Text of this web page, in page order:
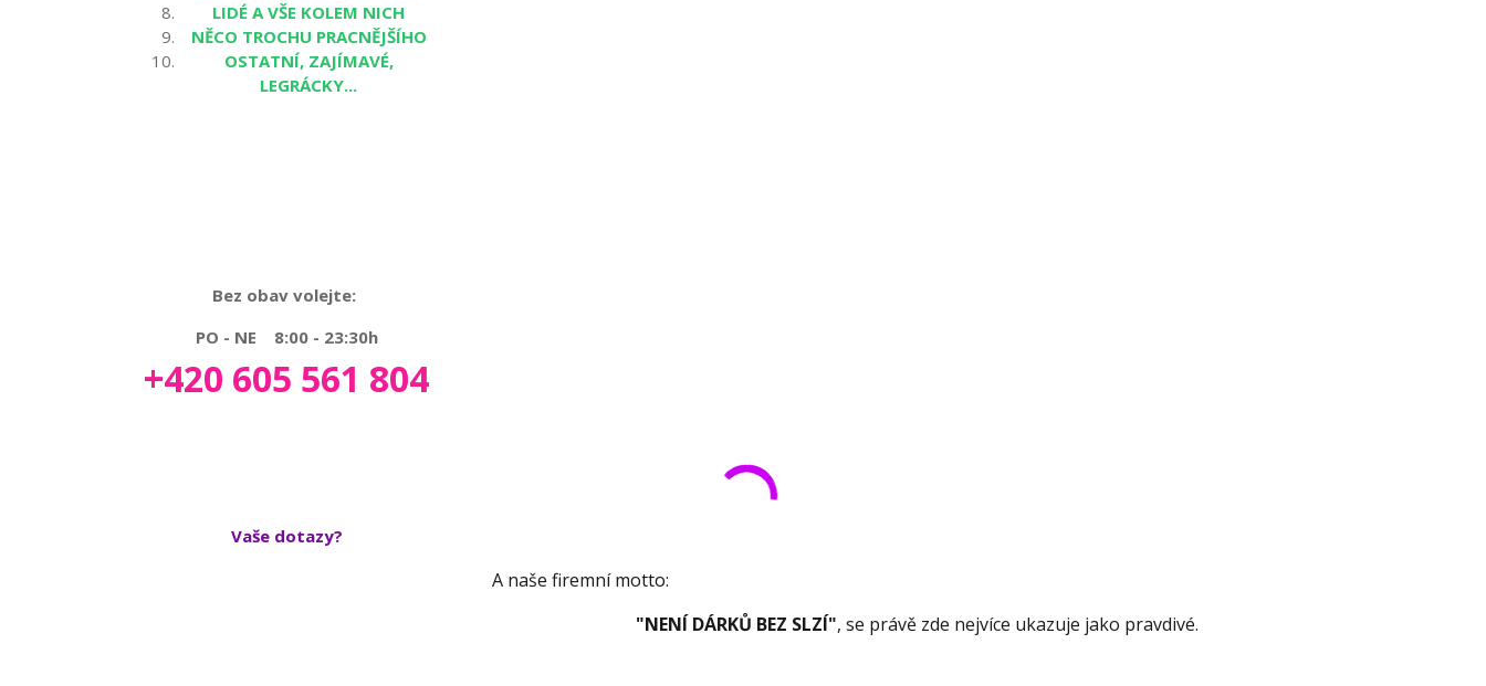
LIDÉ A VŠE KOLEM NICH
NĚCO TROCHU PRACNĚJŠÍHO
OSTATNÍ, ZAJÍMAVÉ,
LEGRÁCKY...
Bez obav volejte:
PO - NE 8:00 - 23:30h
+420 605 561 804
Vaše dotazy?
A naše firemní motto:
"NENÍ DÁRKŮ BEZ SLZÍ", se právě zde nejvíce ukazuje jako pravdivé.